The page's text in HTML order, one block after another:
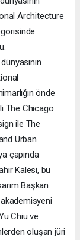
Architecture
önde
The Chicago
ile The
Urban
çapında
Kalesi, bu
Başkan
akademisyeni
Chiu ve
oluşan jüri